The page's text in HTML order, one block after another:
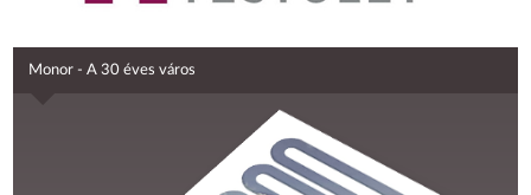
Monor - A 30 éves város